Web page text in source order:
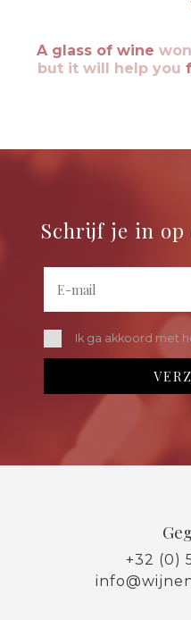
A glass of wine
but it will help you
Schrijf je in
Ik ga akkoord met
+32 (0)